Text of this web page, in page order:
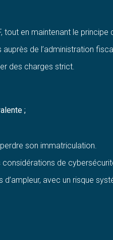
tout en maintenant le principe
de l’administration
des charges strict.
;
son immatriculation.
considérations de
avec un risque